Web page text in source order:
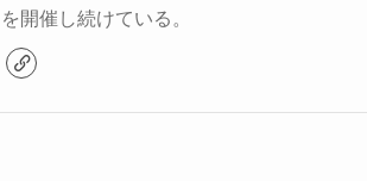
を開催し続けている。